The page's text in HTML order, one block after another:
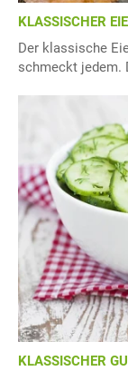
KLASSISCHER
Der klassische
schmeckt jedem.
KLASSISCHER